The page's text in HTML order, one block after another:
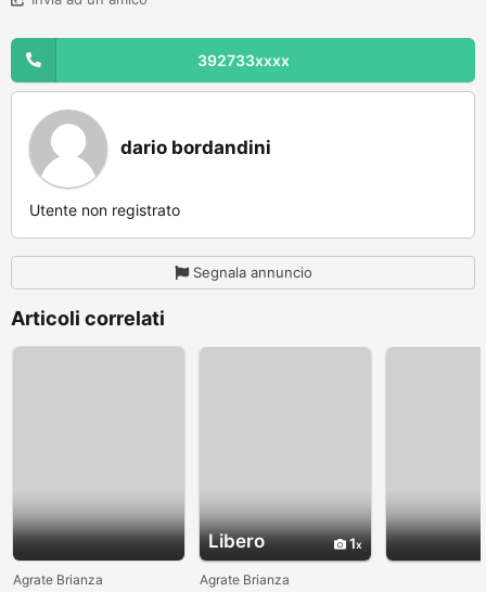
392733xxxx
dario bordandini
Utente non registrato
Segnala annuncio
Articoli correlati
Agrate Brianza
Libero 1
Agrate Brianza